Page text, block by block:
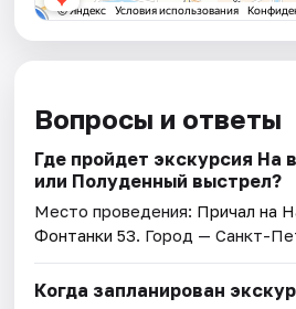
Вопросы и ответы
Где пройдет экскурсия На
или Полуденный выстрел?
Место проведения: Причал на
Фонтанки 53. Город — Санкт-
Когда запланирован